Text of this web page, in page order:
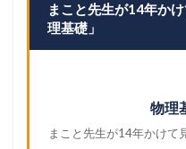
まこと先生が14年か
理基礎」
物理
まこと先生が14年かけて